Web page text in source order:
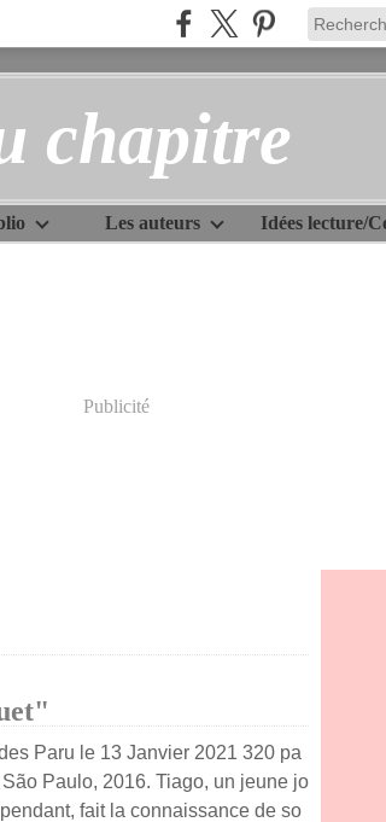
chapitre
Les auteurs
Publicité
Paru le 13 Janvier 2021 320 pa
Paulo, 2016. Tiago, un jeune jo
fait la connaissance de so